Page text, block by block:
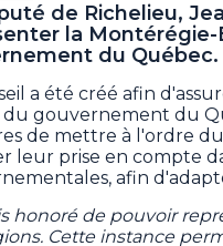
de Richelieu,
la Montérégie-
du Québec.
a été créé afin
du gouvernement du
de mettre à l'ordre
leur prise en compte
afin
honoré de pouvoir
Cette instance